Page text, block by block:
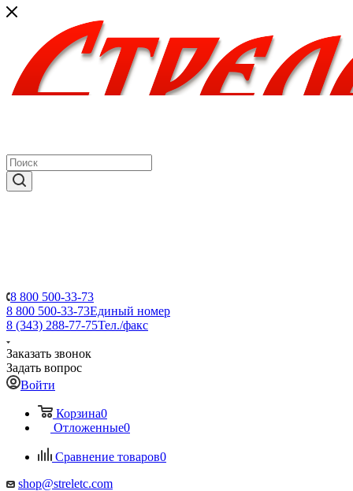
8 800 500-33-73
8 800 500-33-73Единый номер
8 (343) 288-77-75Тел./факс
Заказать звонок
Задать вопрос
Войти
Корзина0
Отложенные0
Сравнение товаров0
shop@streletc.com